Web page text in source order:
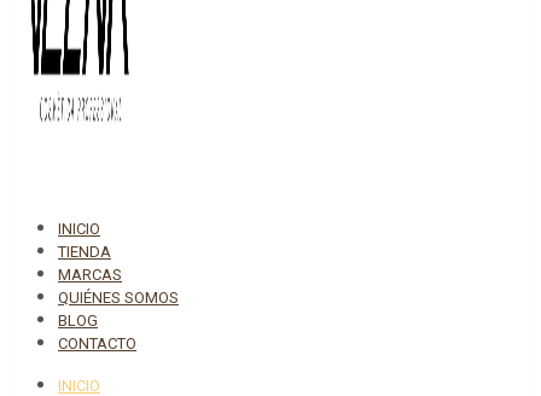
INICIO
TIENDA
MARCAS
QUIÉNES SOMOS
BLOG
CONTACTO
INICIO